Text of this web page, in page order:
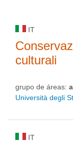
IT
culturali
grupo de áreas:
Università degli
IT